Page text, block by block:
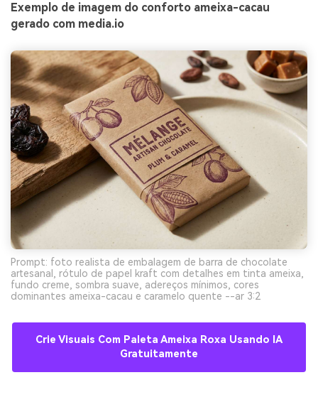
Exemplo de imagem do conforto ameixa-cacau
gerado com media.io
Prompt: foto realista de embalagem de barra de chocolate
artesanal, rótulo de papel kraft com detalhes em tinta ameixa,
fundo creme, sombra suave, adereços mínimos, cores
dominantes ameixa-cacau e caramelo quente --ar 3:2
Crie Visuais Com Paleta Ameixa Roxa Usando IA
Gratuitamente